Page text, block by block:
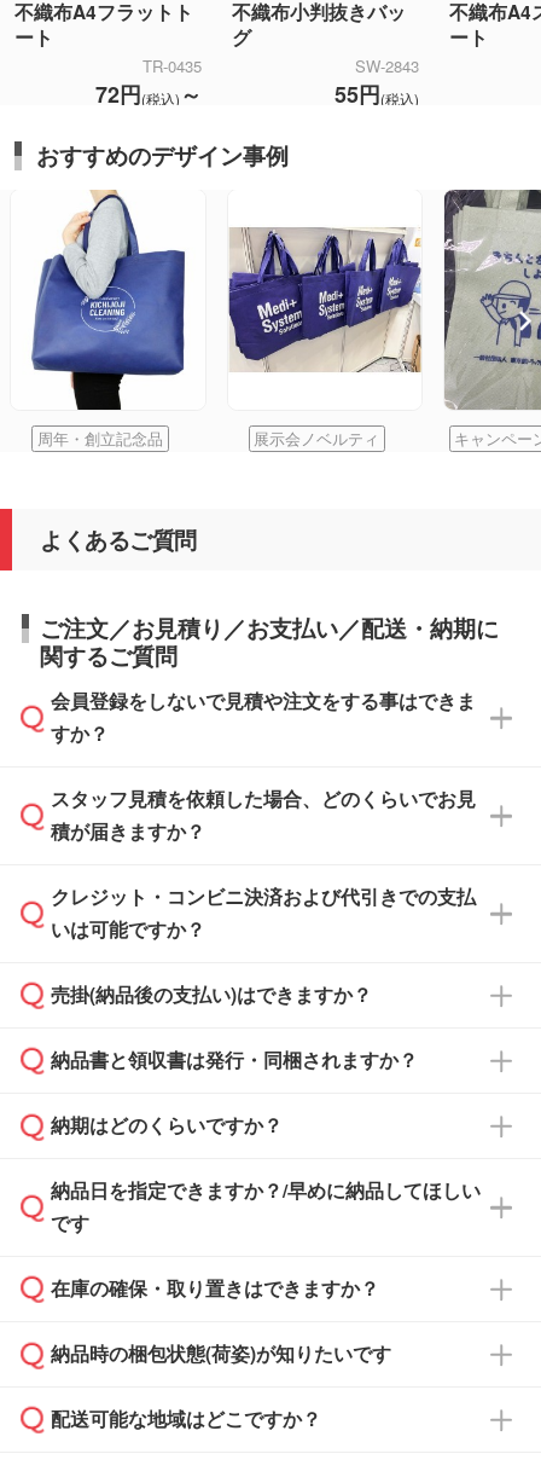
不織布A4フラットト
ート
TR-0435
72円(税込) ～
不織布小判抜きバッ
グ
SW-2843
55円(税込)
不織布A4
ート
おすすめのデザイン事例
周年・創立記念品 展示会ノベルティ キャンペー
よくあるご質問
ご注文／お見積り／お支払い／配送・納期に
関するご質問
会員登録をしないで見積や注文をする事はできま
すか？
可能です。見積・注文フォームにて『ゲストの
まま進む』ボタンからお進みのうえ、ご依頼く
スタッフ見積を依頼した場合、どのくらいでお見
積が届きますか？
通常、翌営業日までにお送りしております。混
雑状況によっては、お時間をいただくこともご
依頼いただいた場合は、翌営業日以降のご連絡
クレジット・コンビニ決済および代引きでの支払
いは可能ですか？
銀行振込のみのご対応となります。
売掛(納品後の支払い)はできますか？
基本的には先入金をお願いしておりますが、自
どの場合は、月末締め翌月末払いに対応可能で
また、卒業・卒園記念品で対策委員会や個人様
校や幼稚園・保育園であれば、同様の条件でご
ご希望の際は担当スタッフまでお気軽にご相談
ください。
納品書と領収書は発行・同梱されますか？
納品書・領収書は ご依頼をいただいた場合の
ず、通常はPDFデータをメール添付でお送りし
ます。
たは注文フォームの『ご注文に関する備考欄』
納期はどのくらいですか？
・印刷する場合(500個程度)
ご入金、イメージ画像の校了から約2週間～2
ご入金確認後、1～2営業日で出荷いたしま
納品日を指定できますか？/早めに納品してほしい
です
ご希望の納期がある場合は、お問い合わせ・お
い。
応が可能かご案内いたします。
在庫の確保・取り置きはできますか？
ご入金確認後に在庫を確保し、注文確定のご連
はできかねますので予めご了承ください。
納品時の梱包状態(荷姿)が知りたいです
商品によって異なります。各ページにある商品
配送可能な地域はどこですか？